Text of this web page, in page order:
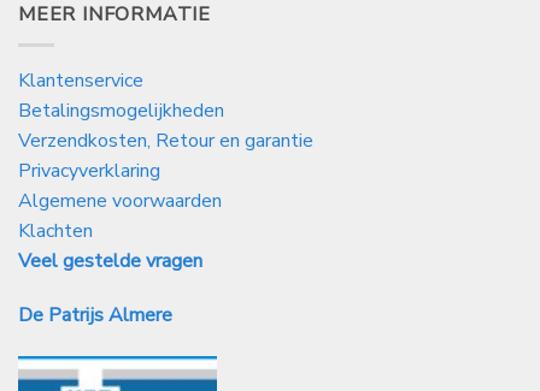
MEER INFORMATIE
Klantenservice
Betalingsmogelijkheden
Verzendkosten, Retour en garantie
Privacyverklaring
Algemene voorwaarden
Klachten
Veel gestelde vragen
De Patrijs Almere